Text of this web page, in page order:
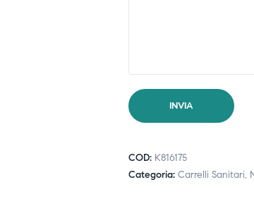
COD: K816175
Categoria: Carrelli Sanitari,